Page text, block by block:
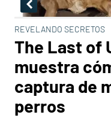
REVELANDO SECRETOS
The Last of
muestra
captura de
perros